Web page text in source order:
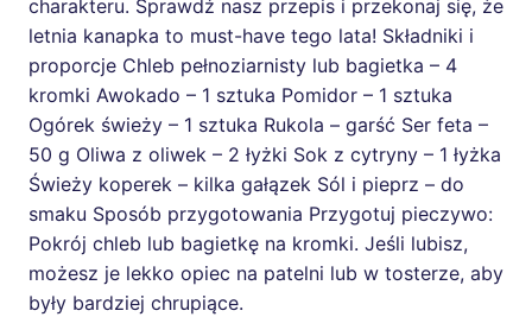
charakteru. Sprawdź nasz przepis i przekonaj się, że
letnia kanapka to must-have tego lata! Składniki i
proporcje Chleb pełnoziarnisty lub bagietka – 4
kromki Awokado – 1 sztuka Pomidor – 1 sztuka
Ogórek świeży – 1 sztuka Rukola – garść Ser feta –
50 g Oliwa z oliwek – 2 łyżki Sok z cytryny – 1 łyżka
Świeży koperek – kilka gałązek Sól i pieprz – do
smaku Sposób przygotowania Przygotuj pieczywo:
Pokrój chleb lub bagietkę na kromki. Jeśli lubisz,
możesz je lekko opiec na patelni lub w tosterze, aby
były bardziej chrupiące.